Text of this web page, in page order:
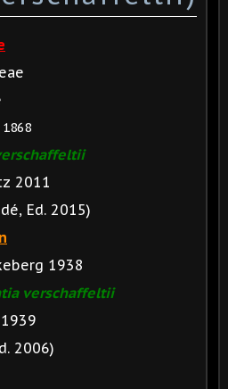
2011
Ed. 2015)
1938
verschaffeltii
2006)